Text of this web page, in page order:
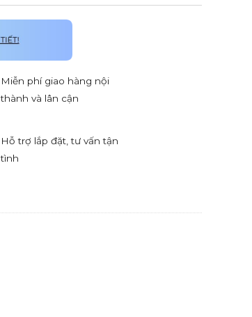
Miễn phí giao hàng nội
thành và lân cận
Hỗ trợ lắp đặt, tư vấn tận
tình